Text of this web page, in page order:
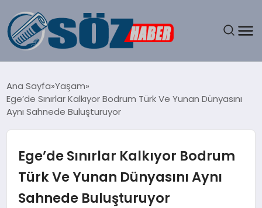
SPOR
EKONOMI
EĞITIM
Ana Sayfa Yaşam
Ege’de Sınırlar Kalkıyor Bodrum Türk Ve Yunan Dünyasını
Aynı Sahnede Buluşturuyor
Ege’de Sınırlar Kalkıyor Bodrum
Türk Ve Yunan Dünyasını Aynı
Sahnede Buluşturuyor